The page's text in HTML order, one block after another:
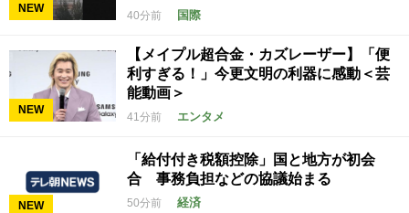
NEW
40分前 国際
NEW
【メイプル超合金・カズレーザー】「便
利すぎる！」今更文明の利器に感動＜芸
能動画＞
41分前 エンタメ
NEW
「給付付き税額控除」国と地方が初会
合 事務負担などの協議始まる
50分前 経済